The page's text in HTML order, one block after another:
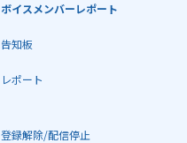
ボイスメンバーレポート
告知板
レポート
登録解除/配信停止